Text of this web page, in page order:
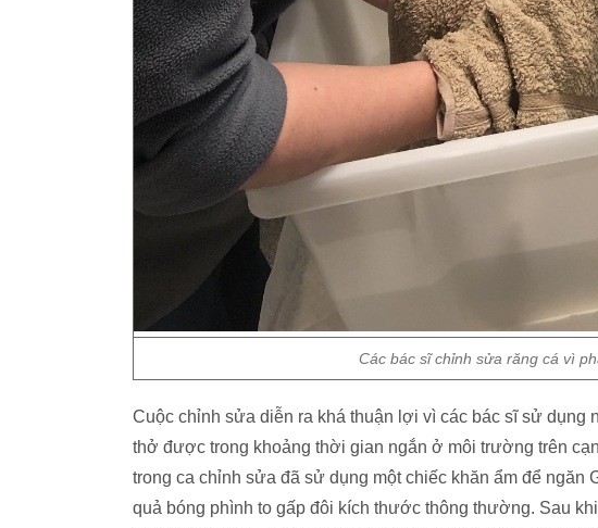
Các bác sĩ chỉnh sửa răng cá vì
Cuộc chỉnh sửa diễn ra khá thuận lợi vì các bác sĩ sử dụng
thở được trong khoảng thời gian ngắn ở môi trường trên
trong ca chỉnh sửa đã sử dụng một chiếc khăn ẩm để ngăn
quả bóng phình to gấp đôi kích thước thông thường. Sau